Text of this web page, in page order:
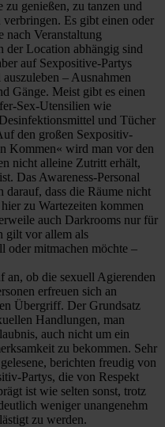
genießen, zu tanzen und
Es gibt einen oder
nach Veranstaltung
der Location abhängig sind
auf Sexpositive-Partys
– Ausnahmen
Gänge. Meist gibt es einen
Sex-Utensilien wie
und Tücher
den großen Sexpositiv-
Kommen« wird man vor den
nicht alleine Zutritt erhält,
Das Awareness-Personal
darauf, dass die Räume nicht
zu Wartezeiten kommen
auch Darkrooms nur für
gilt vor allem als
oder mitmachen möchte –
an, ob die sexuell Agierenden
erfreuen sich an
Übergriff. Der Grundsatz
Handlungen, man
auch nicht um ein
zu bekommen. Sehr
berichten freudig von
Partys, die von Respekt
ist wie selten sonst, trotz
weniger unangenehm
zu werden.